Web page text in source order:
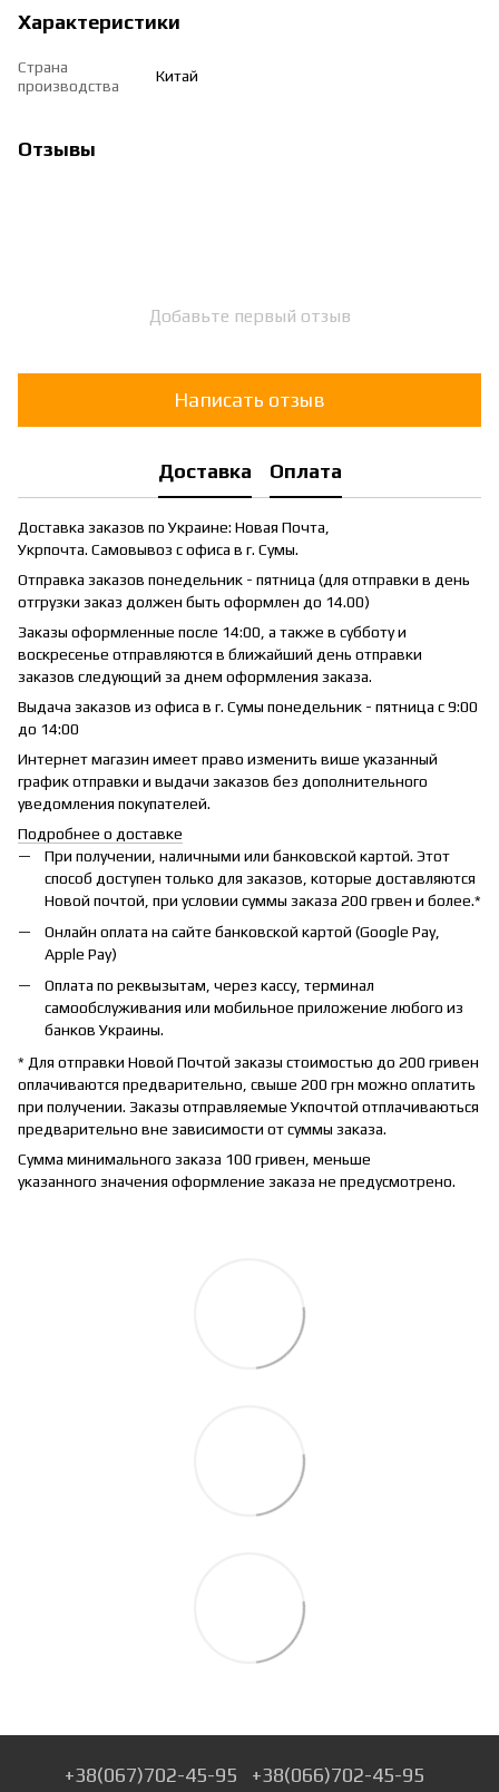
Характеристики
Страна
производства
Китай
Отзывы
Добавьте первый отзыв
Написать отзыв
Доставка Оплата
Доставка заказов по Украине: Новая Почта,
Укрпочта. Самовывоз с офиса в г. Сумы.
Отправка заказов понедельник - пятница (для отправки в день
отгрузки заказ должен быть оформлен до 14.00)
Заказы оформленные после 14:00, а также в субботу и
воскресенье отправляются в ближайший день отправки
заказов следующий за днем оформления заказа.
Выдача заказов из офиса в г. Сумы понедельник - пятница с 9:00
до 14:00
Интернет магазин имеет право изменить више указанный
график отправки и выдачи заказов без дополнительного
уведомления покупателей.
Подробнее о доставке
При получении, наличными или банковской картой. Этот
способ доступен только для заказов, которые доставляются
Новой почтой, при условии суммы заказа 200 грвен и более.*
Онлайн оплата на сайте банковской картой (Google Pay,
Apple Pay)
Оплата по реквызытам, через кассу, терминал
самообслуживания или мобильное приложение любого из
банков Украины.
* Для отправки Новой Почтой заказы стоимостью до 200 гривен
оплачиваются предварительно, свыше 200 грн можно оплатить
при получении. Заказы отправляемые Укпочтой отплачиваються
предварительно вне зависимости от суммы заказа.
Сумма минимального заказа 100 гривен, меньше
указанного значения оформление заказа не предусмотрено.
+38(067)702-45-95 +38(066)702-45-95